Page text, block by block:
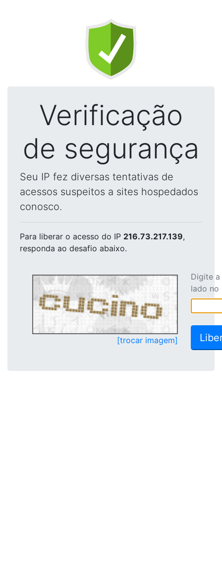
Verificação
de segurança
Seu IP fez diversas tentativas de
acessos suspeitos a sites hospedados
conosco.
Para liberar o acesso do IP 216.73.217.139,
responda ao desafio abaixo.
[trocar imagem]
Digite
lado no